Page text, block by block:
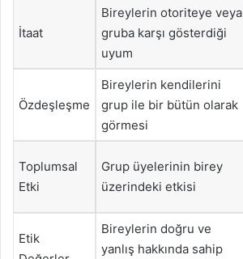
İtaat
Bireylerin otoriteye veya
gruba karşı gösterdiği
uyum
Özdeşleşme
Bireylerin kendilerini
grup ile bir bütün olarak
görmesi
Toplumsal
Etki
Grup üyelerinin birey
üzerindeki etkisi
Etik
Bireylerin doğru ve
yanlış hakkında sahip